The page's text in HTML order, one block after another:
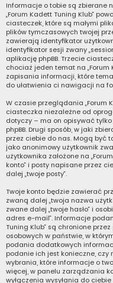
Informacje o tobie są zbierane
„Forum Kadett Tuning Klub”
ciasteczek, które są małymi
plików tymczasowych twojej
zawierają identyfikator
identyfikator sesji zwany
aplikację phpBB. Trzecie
chociaż jeden temat na „Forum
zapisania informacji, które
do ułatwienia ci nawigacji na
W czasie przeglądania „Forum
ciasteczka niezależne od
dotyczy – ma on opisywać
phpBB. Drugi sposób, w jaki
przez ciebie do nas. Mogą być
jako anonimowy użytkownik
użytkownika założone na
konto” i posty napisane przez
dalej „twoje posty”.
Twoje konto będzie zawierać
zwaną dalej „twoja nazwa
zwane dalej „twoje hasło” i
adres e-mail”. Informacje
Tuning Klub” są chronione
osobowych w państwie, w
podania dodatkowych
podanie ich jest konieczne, czy
wybrania, które informacje o
więcej, w panelu zarządzania
wyłączenia wysyłania do